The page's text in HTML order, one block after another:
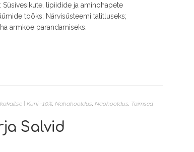
Süsivesikute, lipiidide ja aminohapete
tööks; Närvisüsteemi talitluseks;
armkoe parandamiseks.
| Kuni -10% ,Nahahooldus ,Näohooldus Taimsed
Salvid